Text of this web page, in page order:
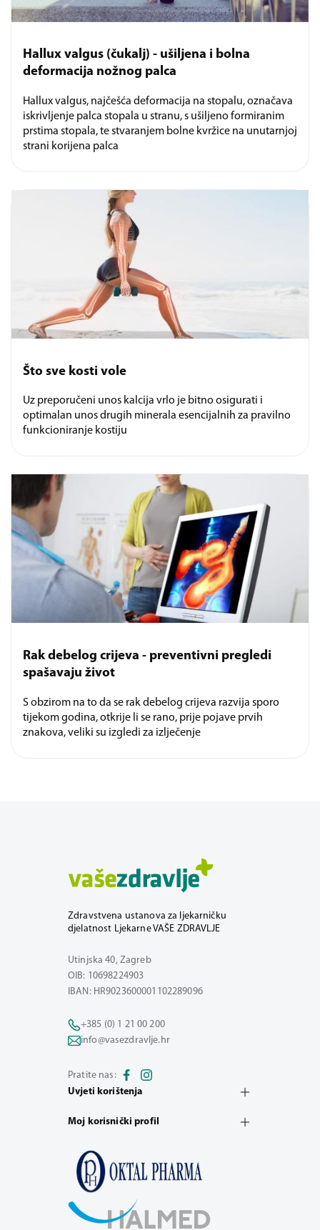
Hallux valgus (čukalj) - ušiljena i bolna
deformacija nožnog palca
Hallux valgus, najčešća deformacija na stopalu, označava
iskrivljenje palca stopala u stranu, s ušiljeno formiranim
prstima stopala, te stvaranjem bolne kvržice na unutarnjoj
strani korijena palca
Što sve kosti vole
Uz preporučeni unos kalcija vrlo je bitno osigurati i
optimalan unos drugih minerala esencijalnih za pravilno
funkcioniranje kostiju
Rak debelog crijeva - preventivni pregledi
spašavaju život
S obzirom na to da se rak debelog crijeva razvija sporo
tijekom godina, otkrije li se rano, prije pojave prvih
znakova, veliki su izgledi za izlječenje
Zdravstvena ustanova za ljekarničku
djelatnost Ljekarne VAŠE ZDRAVLJE
Utinjska 40, Zagreb
OIB: 10698224903
IBAN: HR9023600001102289096
+385 (0) 1 21 00 200
info@vasezdravlje.hr
Pratite nas:
Uvjeti korištenja
Moj korisnički profil